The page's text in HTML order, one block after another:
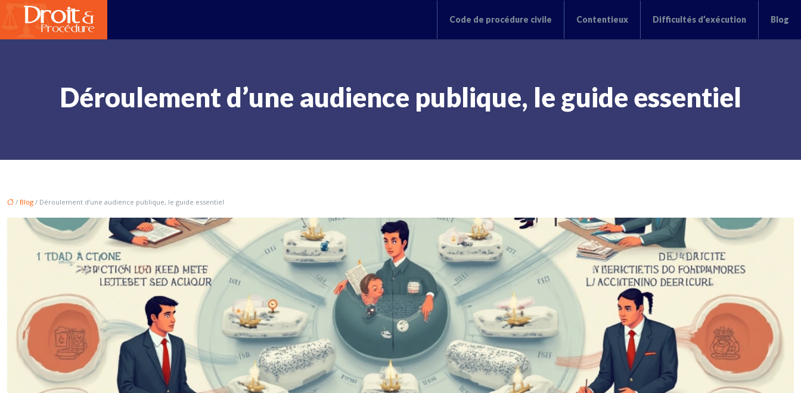
Code de procédure civile Contentieux Difficultés d’exécution Blog
Déroulement d’une audience publique, le guide essentiel
/ Blog / Déroulement d’une audience publique, le guide essentiel